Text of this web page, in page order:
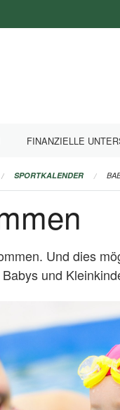
FINANZIELLE
SPORTKALENDER
Und dies
und